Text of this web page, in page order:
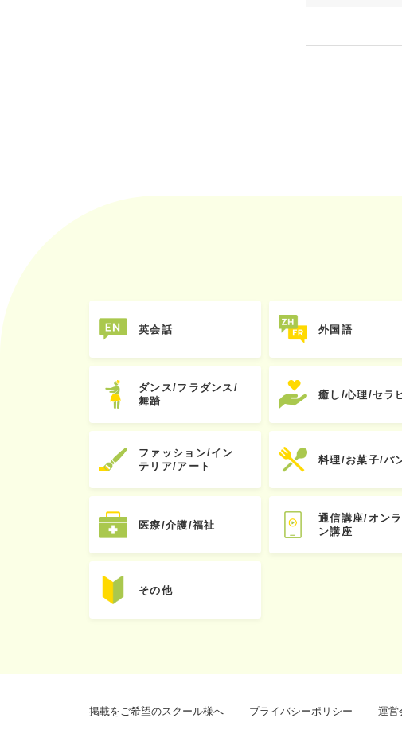
英会話 外国語
ダンス/フラダンス/
舞踏
癒し/心理/セラ
ファッション/イン
テリア/アート
料理/お菓子/パ
医療/介護/福祉
通信講座/オン
ン講座
その他
掲載をご希望のスクール様へ プライバシーポリシー 運営